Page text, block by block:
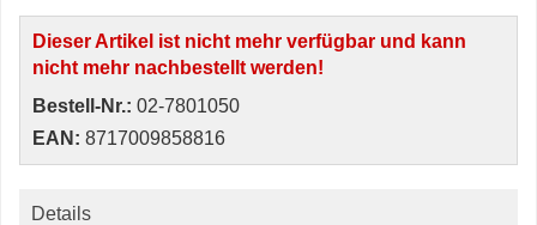
Dieser Artikel ist nicht mehr verfügbar und kann
nicht mehr nachbestellt werden!
Bestell-Nr.: 02-7801050
EAN: 8717009858816
Details